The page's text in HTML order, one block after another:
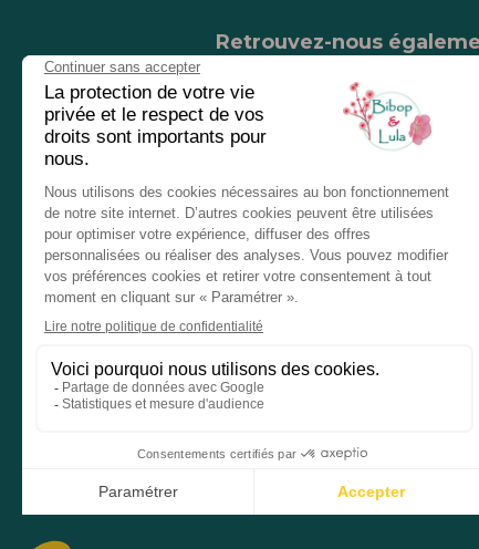
Retrouvez-nous
Nos magasins
Chez nos revendeurs
Mentions légales